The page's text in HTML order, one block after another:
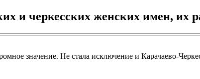
и черкесских женских имен, их
значение. Не стала исключение и Карачаево-